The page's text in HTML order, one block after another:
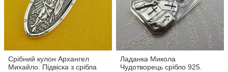
Срібний кулон Архангел
Михайло. Підвіска з срібла
Ладанка Микола
Чудотворець срібло 925.